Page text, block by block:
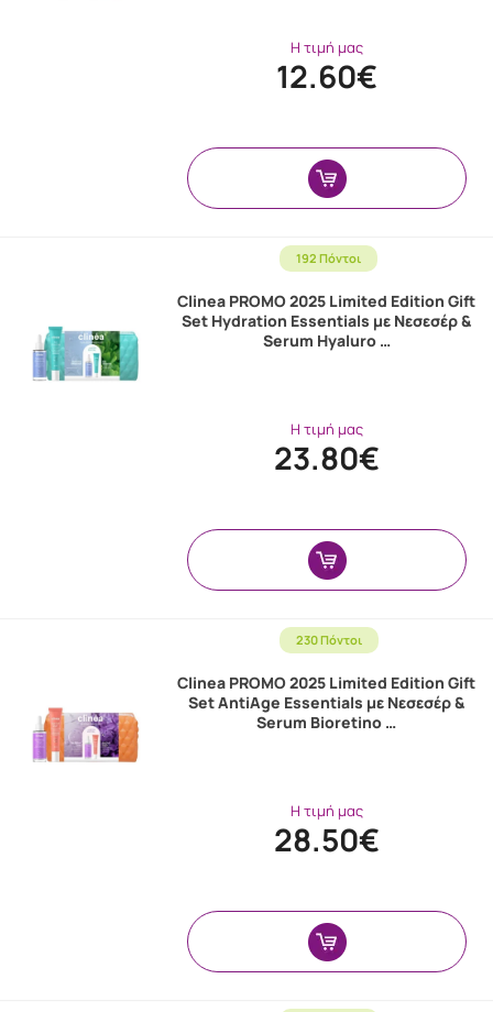
Η τιμή μας
12.60€
192 Πόντοι
Clinea PROMO 2025 Limited Edition Gift
Set Hydration Essentials με Νεσεσέρ &
Serum Hyaluro …
Η τιμή μας
23.80€
230 Πόντοι
Clinea PROMO 2025 Limited Edition Gift
Set AntiAge Essentials με Νεσεσέρ &
Serum Bioretino …
Η τιμή μας
28.50€